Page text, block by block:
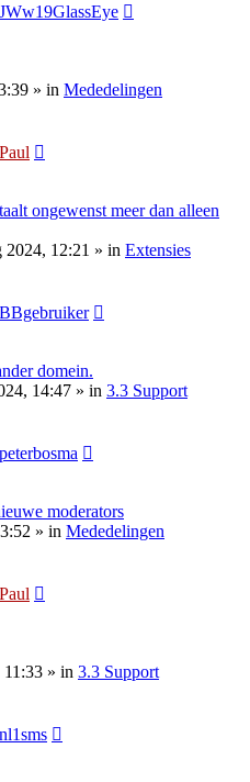
JWw19GlassEye
» in Mededelingen
Paul
ongewenst meer dan alleen
2024, 12:21 » in Extensies
BBgebruiker
domein.
14:47 » in 3.3 Support
peterbosma
moderators
» in Mededelingen
Paul
11:33 » in 3.3 Support
nl1sms